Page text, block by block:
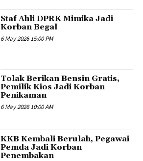
Staf Ahli DPRK Mimika Jadi
Korban Begal
6 May 2026 15:00 PM
Tolak Berikan Bensin Gratis,
Pemilik Kios Jadi Korban
Penikaman
6 May 2026 10:00 AM
KKB Kembali Berulah, Pegawai
Pemda Jadi Korban
Penembakan